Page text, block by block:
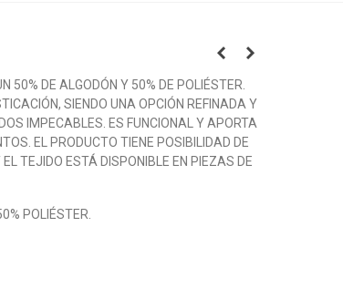
50% DE ALGODÓN Y 50% DE POLIÉSTER.
SIENDO UNA OPCIÓN REFINADA Y
IMPECABLES. ES FUNCIONAL Y APORTA
EL PRODUCTO TIENE POSIBILIDAD DE
TEJIDO ESTÁ DISPONIBLE EN PIEZAS DE
POLIÉSTER.